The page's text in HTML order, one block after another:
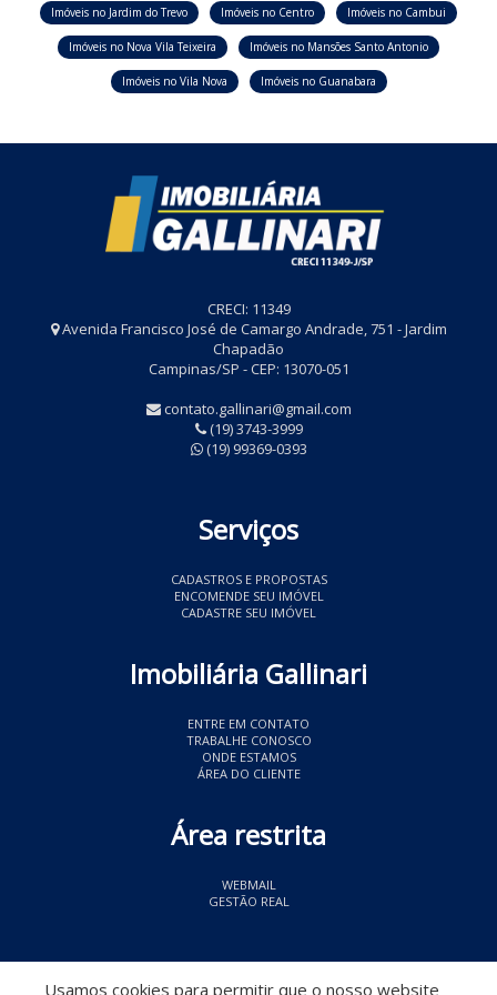
Imóveis no Jardim do Trevo Imóveis no Centro Imóveis no Cambui
Imóveis no Nova Vila Teixeira Imóveis no Mansões Santo Antonio
Imóveis no Vila Nova Imóveis no Guanabara
CRECI: 11349
Avenida Francisco José de Camargo Andrade, 751 - Jardim
Chapadão
Campinas/SP - CEP: 13070-051
contato.gallinari@gmail.com
(19) 3743-3999
(19) 99369-0393
Serviços
CADASTROS E PROPOSTAS
ENCOMENDE SEU IMÓVEL
CADASTRE SEU IMÓVEL
Imobiliária Gallinari
ENTRE EM CONTATO
TRABALHE CONOSCO
ONDE ESTAMOS
ÁREA DO CLIENTE
Área restrita
WEBMAIL
GESTÃO REAL
Usamos cookies para permitir que o nosso website